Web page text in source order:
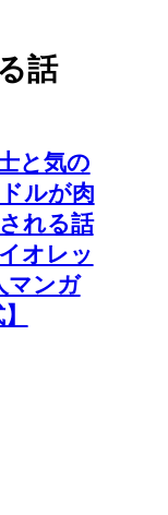
話
と気の
ルが肉
れる話
オレッ
マンガ